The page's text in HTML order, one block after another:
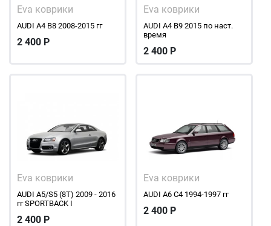
Eva коврики
AUDI A4 В8 2008-2015 гг
2 400 Р
Eva коврики
AUDI A4 В9 2015 по наст.
время
2 400 Р
Eva коврики
AUDI A5/S5 (8T) 2009 - 2016
гг SPORTBACK I
2 400 Р
Eva коврики
AUDI A6 С4 1994-1997 гг
2 400 Р